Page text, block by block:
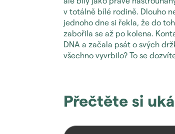
v totálně bílé rodině. Dlouho
jednoho dne si řekla, že do
zabořila se až po kolena.
DNA a začala psát o svých
všechno vyvrbilo? To se
Přečtěte si